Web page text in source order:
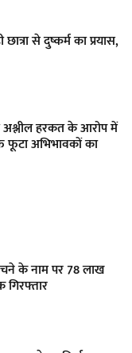
से दुष्कर्म का प्रयास,
अश्लील हरकत के आरोप में
फूटा अभिभावकों का
के नाम पर 78 लाख